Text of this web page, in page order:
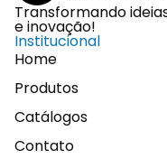
Transformando
e inovação!
Institucional
Home
Produtos
Catálogos
Contato